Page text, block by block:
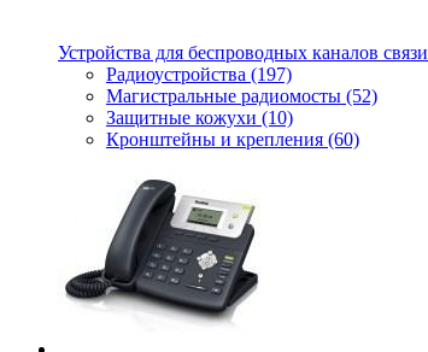
Устройства для беспроводных каналов связи
Радиоустройства (197)
Магистральные радиомосты (52)
Защитные кожухи (10)
Кронштейны и крепления (60)